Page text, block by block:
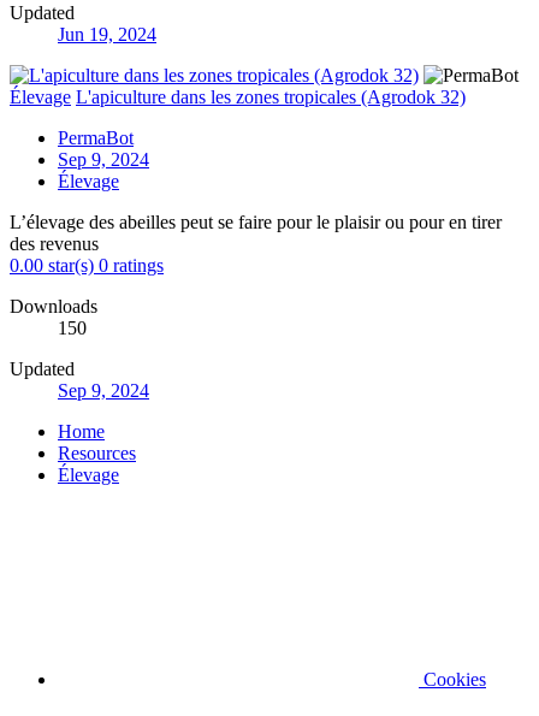
Updated
Jun 19, 2024
Élevage L'apiculture dans les zones tropicales (Agrodok 32)
PermaBot
Sep 9, 2024
Élevage
L’élevage des abeilles peut se faire pour le plaisir ou pour en tirer
des revenus
0.00 star(s) 0 ratings
Downloads
150
Updated
Sep 9, 2024
Home
Resources
Élevage
Cookies